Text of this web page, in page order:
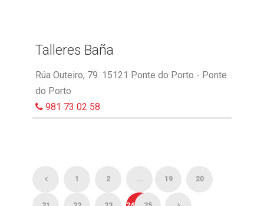
Talleres Baña
Rúa Outeiro, 79. 15121 Ponte do Porto - Ponte
do Porto
981 73 02 58
1 2 ... 19 20